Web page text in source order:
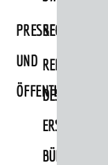
PRESSE-
UND REFERAT
DES
ERSTEN